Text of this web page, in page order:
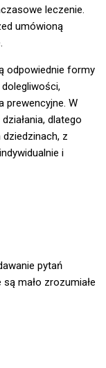
leczenie.
umówioną
odpowiednie formy
prewencyjne. W
dlatego
z
i
pytań
mało zrozumiałe